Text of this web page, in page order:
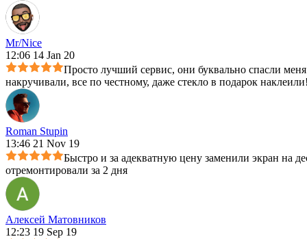
Mr/Nice
12:06 14 Jan 20
Просто лучший сервис, они буквально спасли
накручивали, все по честному, даже стекло в подарок
Roman Stupin
13:46 21 Nov 19
Быстро и за адекватную цену заменили экран на
отремонтировали за 2 дня
Алексей Матовников
12:23 19 Sep 19